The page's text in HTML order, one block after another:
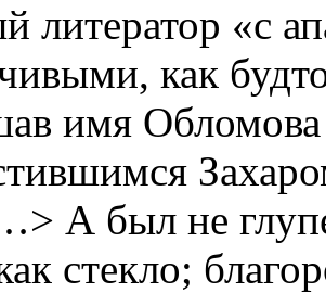
литератор «с
как
имя Обломова
А был не
стекло;